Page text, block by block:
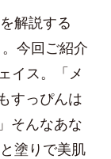
解説する
今回ご紹介
イス。「メ
すっぴんは
そんなあな
塗りで美肌